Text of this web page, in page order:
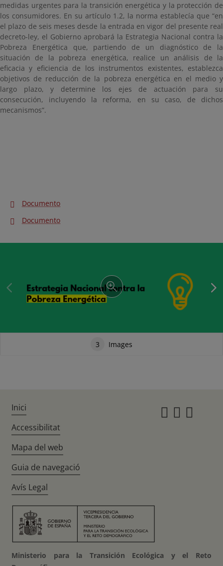
medidas urgentes para la transición energética y la protección de
los consumidores. En su artículo 1.2, la norma establecía que “en
el plazo de seis meses desde la entrada en vigor del presente real
decreto-ley, el Gobierno aprobará la Estrategia Nacional contra la
Pobreza Energética que, partiendo de un diagnóstico de la
situación de la pobreza energética, realice un análisis de la
eficacia y eficiencia de los instrumentos existentes, establezca
objetivos de reducción de la pobreza energética en el medio y
largo plazo, y determine los ejes de actuación para su
consecución, incluyendo la reforma, en su caso, de dichos
mecanismos”.
Documento
Documento
3 Images
Inici
Accessibilitat
Mapa del web
Guia de navegació
Avís Legal
Ministerio para la Transición Ecológica y el Reto